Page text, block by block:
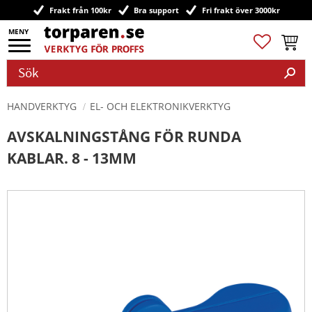
Meny
Frakt från 100kr Bra support Fri frakt över 3000kr
Favoriter
HANDVERKTYG EL- OCH ELEKTRONIKVERKTYG
AVSKALNINGSTÅNG FÖR RUNDA
KABLAR. 8 - 13MM